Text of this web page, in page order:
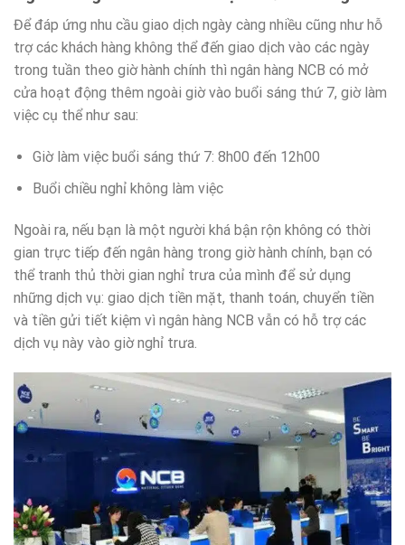
Để đáp ứng nhu cầu giao dịch ngày càng nhiều cũng như hỗ
trợ các khách hàng không thể đến giao dịch vào các ngày
trong tuần theo giờ hành chính thì ngân hàng NCB có mở
cửa hoạt động thêm ngoài giờ vào buổi sáng thứ 7, giờ làm
việc cụ thể như sau:
Giờ làm việc buổi sáng thứ 7: 8h00 đến 12h00
Buổi chiều nghỉ không làm việc
Ngoài ra, nếu bạn là một người khá bận rộn không có thời
gian trực tiếp đến ngân hàng trong giờ hành chính, bạn có
thể tranh thủ thời gian nghỉ trưa của mình để sử dụng
những dịch vụ: giao dịch tiền mặt, thanh toán, chuyển tiền
và tiền gửi tiết kiệm vì ngân hàng NCB vẫn có hỗ trợ các
dịch vụ này vào giờ nghỉ trưa.